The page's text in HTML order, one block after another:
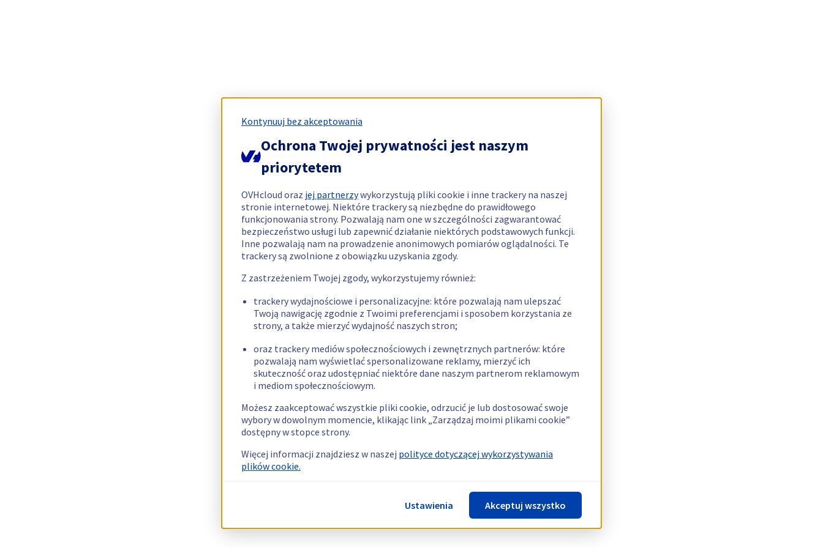
Kontynuuj bez akceptowania
Ochrona Twojej prywatności jest naszym
priorytetem
OVHcloud oraz jej partnerzywykorzystują pliki cookie i inne trackery na naszej
stronie internetowej. Niektóre trackery są niezbędne do prawidłowego
funkcjonowania strony. Pozwalają nam one w szczególności zagwarantować
bezpieczeństwo usługi lub zapewnić działanie niektórych podstawowych funkcji.
Inne pozwalają nam na prowadzenie anonimowych pomiarów oglądalności. Te
trackery są zwolnione z obowiązku uzyskania zgody.
Z zastrzeżeniem Twojej zgody, wykorzystujemy również:
trackery wydajnościowe i personalizacyjne: które pozwalają nam ulepszać
Twoją nawigację zgodnie z Twoimi preferencjami i sposobem korzystania ze
strony, a także mierzyć wydajność naszych stron;
oraz trackery mediów społecznościowych i zewnętrznych partnerów: które
pozwalają nam wyświetlać spersonalizowane reklamy, mierzyć ich
skuteczność oraz udostępniać niektóre dane naszym partnerom reklamowym
i mediom społecznościowym.
Możesz zaakceptować wszystkie pliki cookie, odrzucić je lub dostosować swoje
wybory w dowolnym momencie, klikając link „Zarządzaj moimi plikami cookie”
dostępny w stopce strony.
Więcej informacji znajdziesz w naszej polityce dotyczącej wykorzystywania
plików cookie.
Ustawienia Akceptuj wszystko